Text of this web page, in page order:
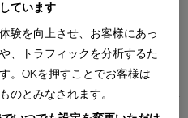
間】
る輸入商品の一部を、期間限
ります。数量限定のため、な
ています
験を向上させ、お客様にあっ
、トラフィックを分析するた
。OKを押すことでお客様は
のとみなされます。